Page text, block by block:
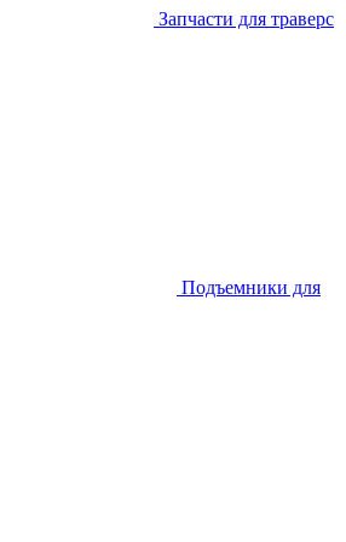
Запчасти для траверс
Подъемники для